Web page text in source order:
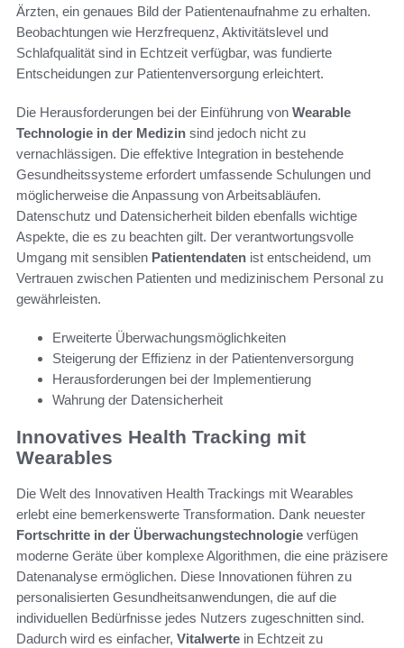
Ärzten, ein genaues Bild der Patientenaufnahme zu erhalten.
Beobachtungen wie Herzfrequenz, Aktivitätslevel und
Schlafqualität sind in Echtzeit verfügbar, was fundierte
Entscheidungen zur Patientenversorgung erleichtert.
Die Herausforderungen bei der Einführung von Wearable
Technologie in der Medizin sind jedoch nicht zu
vernachlässigen. Die effektive Integration in bestehende
Gesundheitssysteme erfordert umfassende Schulungen und
möglicherweise die Anpassung von Arbeitsabläufen.
Datenschutz und Datensicherheit bilden ebenfalls wichtige
Aspekte, die es zu beachten gilt. Der verantwortungsvolle
Umgang mit sensiblen Patientendaten ist entscheidend, um
Vertrauen zwischen Patienten und medizinischem Personal zu
gewährleisten.
Erweiterte Überwachungsmöglichkeiten
Steigerung der Effizienz in der Patientenversorgung
Herausforderungen bei der Implementierung
Wahrung der Datensicherheit
Innovatives Health Tracking mit
Wearables
Die Welt des Innovativen Health Trackings mit Wearables
erlebt eine bemerkenswerte Transformation. Dank neuester
Fortschritte in der Überwachungstechnologie verfügen
moderne Geräte über komplexe Algorithmen, die eine präzisere
Datenanalyse ermöglichen. Diese Innovationen führen zu
personalisierten Gesundheitsanwendungen, die auf die
individuellen Bedürfnisse jedes Nutzers zugeschnitten sind.
Dadurch wird es einfacher, Vitalwerte in Echtzeit zu